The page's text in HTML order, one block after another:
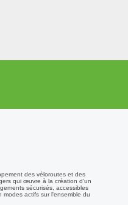
des véloroutes et des
qui œuvre à la création d'un
sécurisés, accessibles
actifs sur l'ensemble du